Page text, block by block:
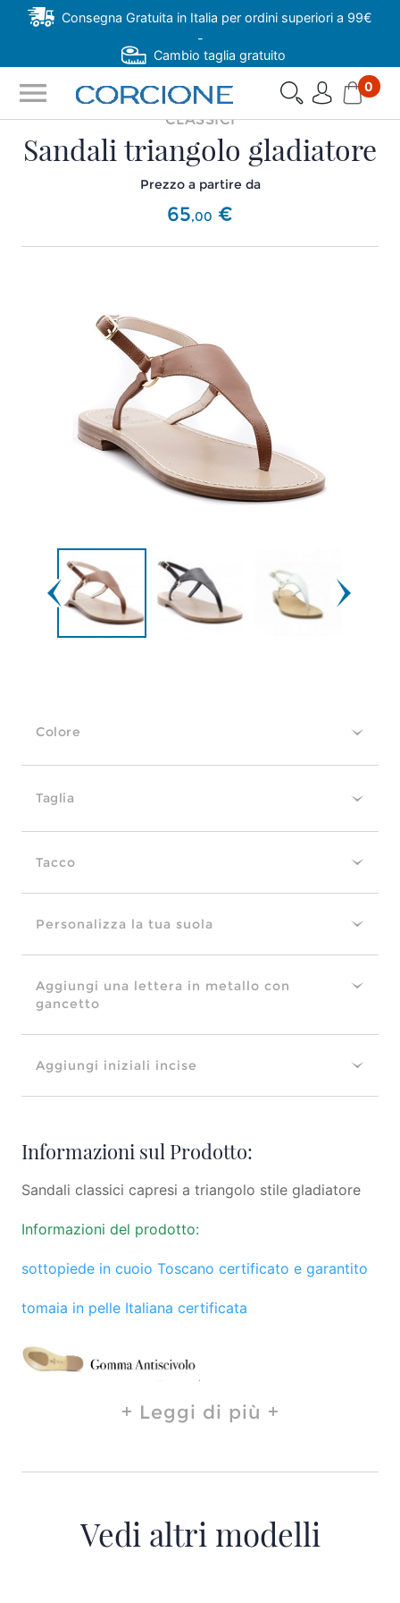
Consegna Gratuita in Italia per ordini superiori a 99€
-
Cambio taglia gratuito
menu 0
CLASSICI
Sandali triangolo gladiatore
Prezzo a partire da
65,00 €
Colore
Taglia
Tacco
Personalizza la tua suola
Aggiungi una lettera in metallo con
gancetto
Aggiungi iniziali incise
Informazioni sul Prodotto:
Sandali classici capresi a triangolo stile gladiatore
Informazioni del prodotto:
sottopiede in cuoio Toscano certificato e garantito
tomaia in pelle Italiana certificata
Leggi di più
Vedi altri modelli